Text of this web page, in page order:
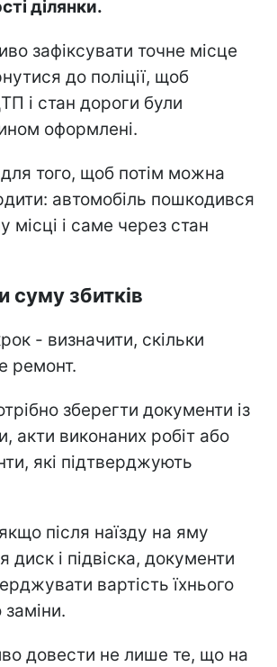
ділянки.
зафіксувати точне місце
до поліції, щоб
і стан дороги були
оформлені.
того, щоб потім можна
автомобіль пошкодився
місці і саме через стан
суму збитків
- визначити, скільки
ремонт.
зберегти документи із
акти виконаних робіт або
які підтверджують
після наїзду на яму
диск і підвіска, документи
вартість їхнього
довести не лише те, що на